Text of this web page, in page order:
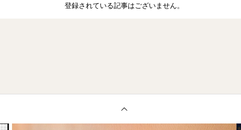
登録されている記事はございません。